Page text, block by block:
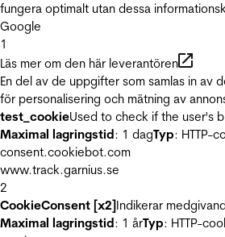
fungera optimalt utan dessa
Google
1
Läs mer om den här leverantören
En del av de uppgifter som samlas in av
för personalisering och mätning av
test_cookieUsed to check if the user's
Maximal lagringstid: 1 dagTyp: HTTP-
consent.cookiebot.com
www.track.garnius.se
2
CookieConsent [x2]Indikerar
Maximal lagringstid: 1 årTyp: HTTP-